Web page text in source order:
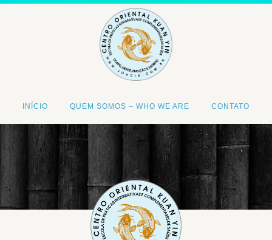
INÍCIO QUEM SOMOS – WHO WE ARE CONTATO
<